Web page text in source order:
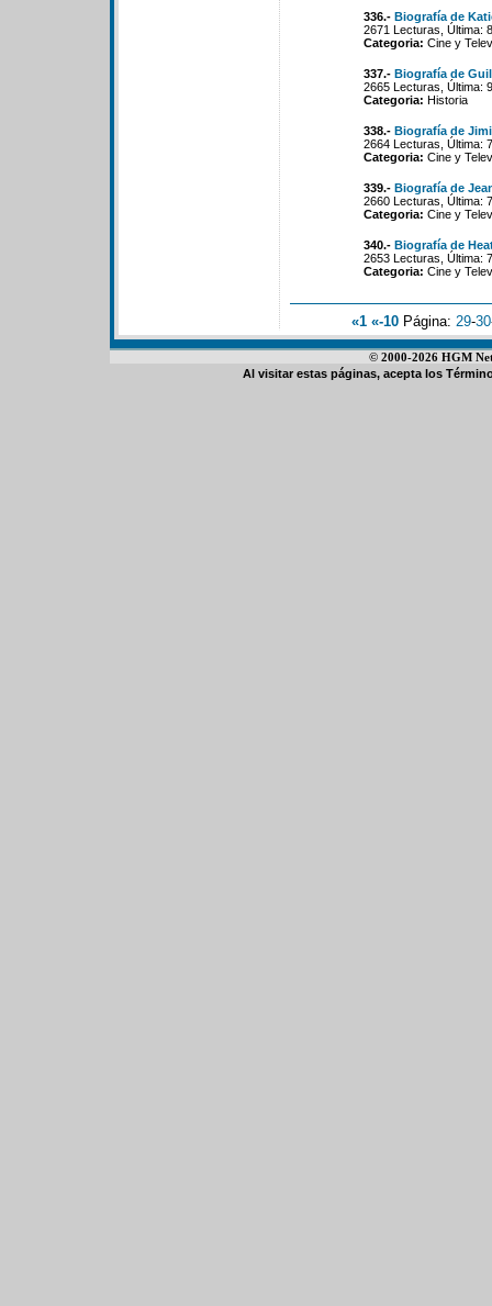
336.- Biografía de
2671 Lecturas, Última:
Categoria: Cine y
337.- Biografía de
2665 Lecturas, Última:
Categoria: Historia
338.- Biografía de
2664 Lecturas, Última:
Categoria: Cine y
339.- Biografía de
2660 Lecturas, Última:
Categoria: Cine y
340.- Biografía de
2653 Lecturas, Última:
Categoria: Cine y
«1 «-10 Página: 29-30
© 2000-2026 HGM
Al visitar estas páginas, acepta los